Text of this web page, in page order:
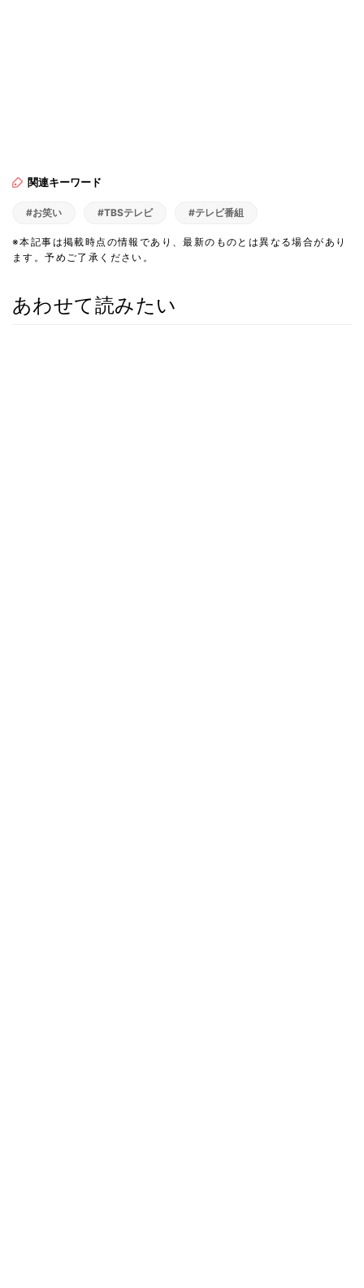
関連キーワード
#お笑い #TBSテレビ #テレビ番組
※本記事は掲載時点の情報であり、最新のものとは異なる場合があり
ます。予めご了承ください。
あわせて読みたい